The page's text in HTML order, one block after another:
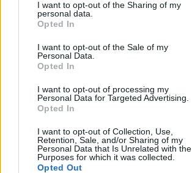
I want to opt-out of the Sharing of my
personal data.
Opted In
I want to opt-out of the Sale of my
Personal Data.
Opted In
I want to opt-out of processing my
Personal Data for Targeted Advertising.
Opted In
I want to opt-out of Collection, Use,
Retention, Sale, and/or Sharing of my
Personal Data that Is Unrelated with the
Purposes for which it was collected.
Opted Out
In evidenza